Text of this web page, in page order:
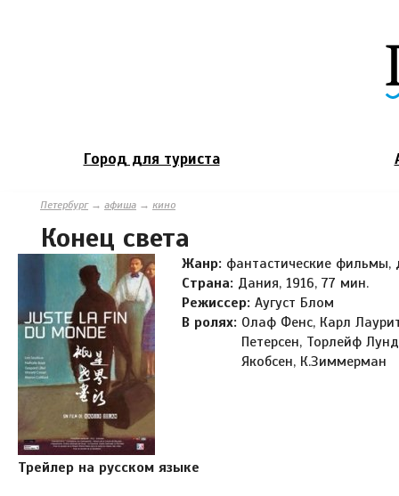
Город для туриста
Петербург→ афиша → кино
Конец света
Жанр: фантастические
Страна: Дания, 1916, 77 мин.
Режиссер: Аугуст Блом
В ролях: Олаф Фенс, Карл
Петерсен, Торлейф
Якобсен, К.Зиммерман
Трейлер на русском языке